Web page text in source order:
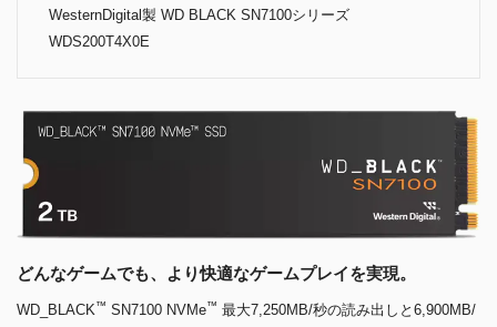
WesternDigital製 WD BLACK SN7100シリーズ
WDS200T4X0E
どんなゲームでも、より快適なゲームプレイを実現。
WD_BLACK™ SN7100 NVMe™ 最大7,250MB/秒の読み出しと6,900MB/